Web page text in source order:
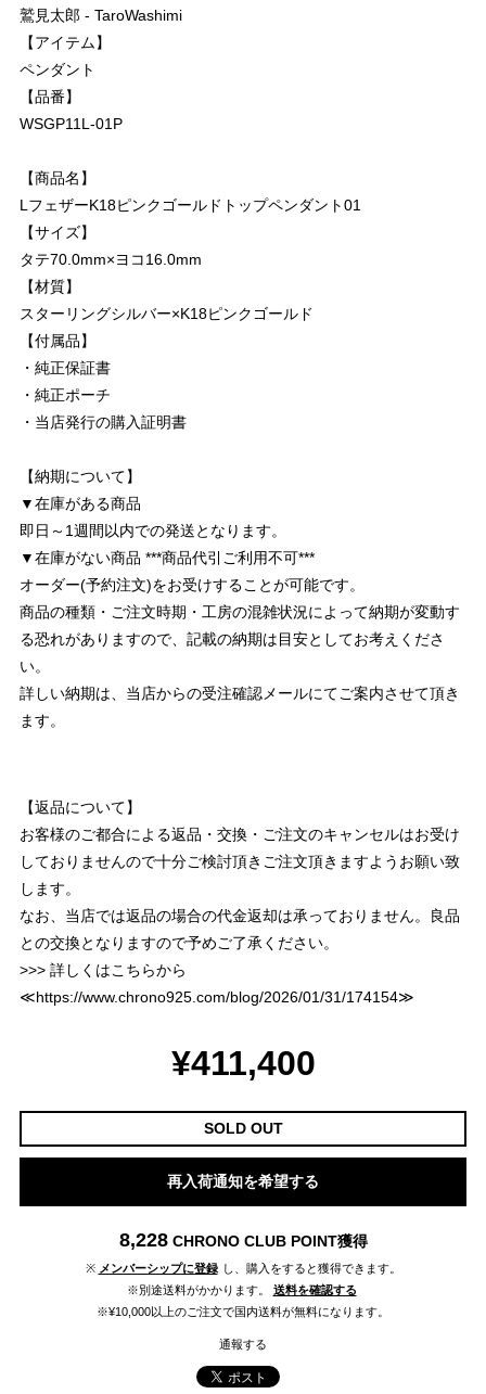
鷲見太郎 - TaroWashimi
【アイテム】
ペンダント
【品番】
WSGP11L-01P
【商品名】
LフェザーK18ピンクゴールドトップペンダント01
【サイズ】
タテ70.0mm×ヨコ16.0mm
【材質】
スターリングシルバー×K18ピンクゴールド
【付属品】
・純正保証書
・純正ポーチ
・当店発行の購入証明書
【納期について】
▼在庫がある商品
即日～1週間以内での発送となります。
▼在庫がない商品 ***商品代引ご利用不可***
オーダー(予約注文)をお受けすることが可能です。
商品の種類・ご注文時期・工房の混雑状況によって納期が変動す
る恐れがありますので、記載の納期は目安としてお考えくださ
い。
詳しい納期は、当店からの受注確認メールにてご案内させて頂き
ます。
【返品について】
お客様のご都合による返品・交換・ご注文のキャンセルはお受け
しておりませんので十分ご検討頂きご注文頂きますようお願い致
します。
なお、当店では返品の場合の代金返却は承っておりません。良品
との交換となりますので予めご了承ください。
>>> 詳しくはこちらから
≪https://www.chrono925.com/blog/2026/01/31/174154≫
¥411,400
SOLD OUT
再入荷通知を希望する
8,228 CHRONO CLUB POINT獲得
※ メンバーシップに登録 し、購入をすると獲得できます。
※別途送料がかかります。
送料を確認する
※¥10,000以上のご注文で国内送料が無料になります。
通報する